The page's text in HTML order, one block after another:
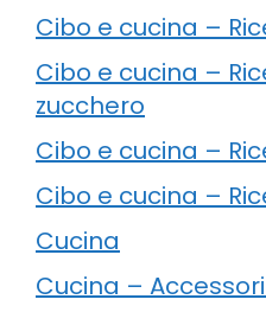
Cibo e cucina –
Cibo e cucina –
zucchero
Cibo e cucina –
Cibo e cucina –
Cucina
Cucina –